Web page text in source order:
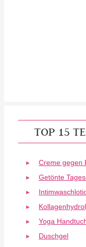
TOP 15
Creme gegen
Getönte
Yoga
Duschgel